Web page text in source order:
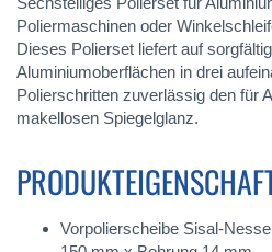
Poliermaschinen oder
Dieses Polierset liefert auf
Aluminiumoberflächen in drei
Polierschritten zuverlässig den für
makellosen Spiegelglanz.
Vorpolierscheibe Sisal-